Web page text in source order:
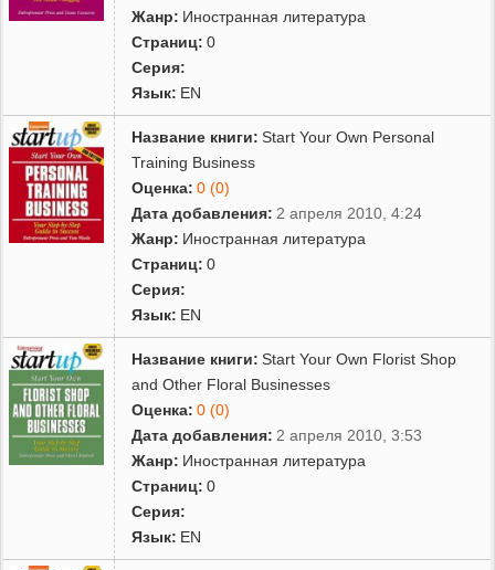
Жанр: Иностранная литература
Страниц: 0
Серия:
Язык: EN
Название книги: Start Your Own Personal
Training Business
Оценка: 0 (0)
Дата добавления: 2 апреля 2010, 4:24
Жанр: Иностранная литература
Страниц: 0
Серия:
Язык: EN
Название книги: Start Your Own Florist Shop
and Other Floral Businesses
Оценка: 0 (0)
Дата добавления: 2 апреля 2010, 3:53
Жанр: Иностранная литература
Страниц: 0
Серия:
Язык: EN